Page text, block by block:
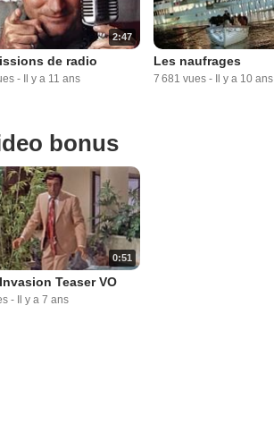
2:47
de radio
- Il y a 11 ans
Les naufrages
7 681 vues - Il y a 10 ans
bonus
0:51
Teaser VO
- Il y a 7 ans